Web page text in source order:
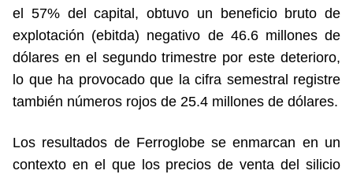
el 57% del capital, obtuvo un beneficio bruto de
explotación (ebitda) negativo de 46.6 millones de
dólares en el segundo trimestre por este deterioro,
lo que ha provocado que la cifra semestral registre
también números rojos de 25.4 millones de dólares.
Los resultados de Ferroglobe se enmarcan en un
contexto en el que los precios de venta del silicio